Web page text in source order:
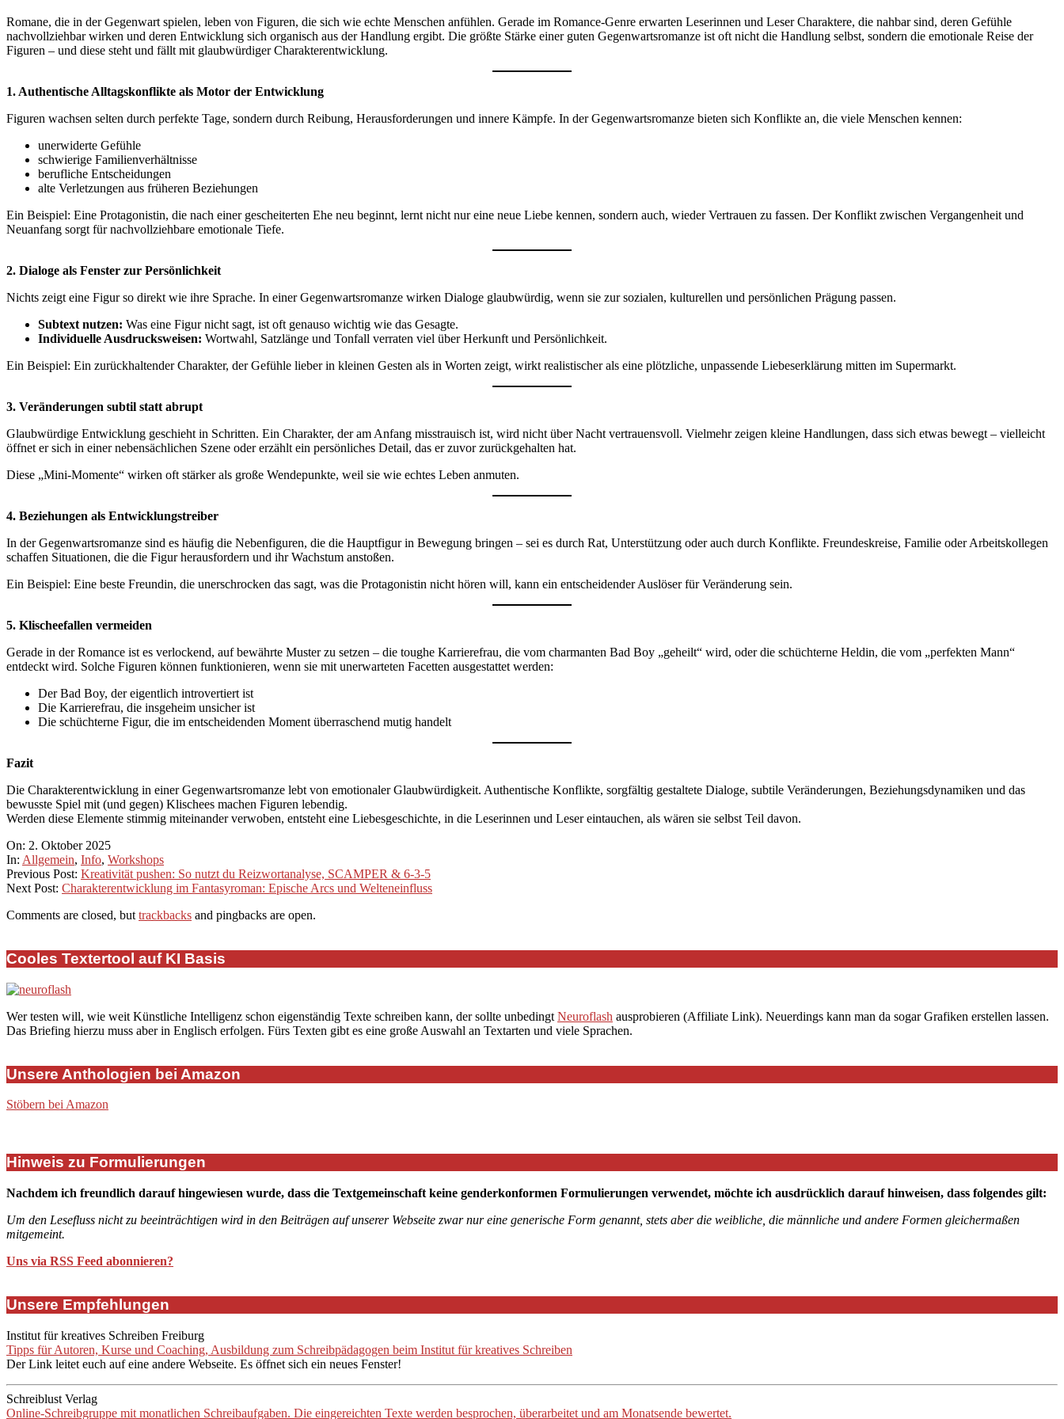
Romane, die in der Gegenwart spielen, leben von Figuren, die sich wie echte Menschen anfühlen. Gerade im Romance-Genre erwarten Leserinnen und Leser Charaktere, die nahbar sind, deren Gefühle
nachvollziehbar wirken und deren Entwicklung sich organisch aus der Handlung ergibt. Die größte Stärke einer guten Gegenwartsromanze ist oft nicht die Handlung selbst, sondern die emotionale Reise der
Figuren – und diese steht und fällt mit glaubwürdiger Charakterentwicklung.
1. Authentische Alltagskonflikte als Motor der Entwicklung
Figuren wachsen selten durch perfekte Tage, sondern durch Reibung, Herausforderungen und innere Kämpfe. In der Gegenwartsromanze bieten sich Konflikte an, die viele Menschen kennen:
unerwiderte Gefühle
schwierige Familienverhältnisse
berufliche Entscheidungen
alte Verletzungen aus früheren Beziehungen
Ein Beispiel: Eine Protagonistin, die nach einer gescheiterten Ehe neu beginnt, lernt nicht nur eine neue Liebe kennen, sondern auch, wieder Vertrauen zu fassen. Der Konflikt zwischen Vergangenheit und
Neuanfang sorgt für nachvollziehbare emotionale Tiefe.
2. Dialoge als Fenster zur Persönlichkeit
Nichts zeigt eine Figur so direkt wie ihre Sprache. In einer Gegenwartsromanze wirken Dialoge glaubwürdig, wenn sie zur sozialen, kulturellen und persönlichen Prägung passen.
Subtext nutzen: Was eine Figur nicht sagt, ist oft genauso wichtig wie das Gesagte.
Individuelle Ausdrucksweisen: Wortwahl, Satzlänge und Tonfall verraten viel über Herkunft und Persönlichkeit.
Ein Beispiel: Ein zurückhaltender Charakter, der Gefühle lieber in kleinen Gesten als in Worten zeigt, wirkt realistischer als eine plötzliche, unpassende Liebeserklärung mitten im Supermarkt.
3. Veränderungen subtil statt abrupt
Glaubwürdige Entwicklung geschieht in Schritten. Ein Charakter, der am Anfang misstrauisch ist, wird nicht über Nacht vertrauensvoll. Vielmehr zeigen kleine Handlungen, dass sich etwas bewegt – vielleicht
öffnet er sich in einer nebensächlichen Szene oder erzählt ein persönliches Detail, das er zuvor zurückgehalten hat.
Diese „Mini-Momente“ wirken oft stärker als große Wendepunkte, weil sie wie echtes Leben anmuten.
4. Beziehungen als Entwicklungstreiber
In der Gegenwartsromanze sind es häufig die Nebenfiguren, die die Hauptfigur in Bewegung bringen – sei es durch Rat, Unterstützung oder auch durch Konflikte. Freundeskreise, Familie oder Arbeitskollegen
schaffen Situationen, die die Figur herausfordern und ihr Wachstum anstoßen.
Ein Beispiel: Eine beste Freundin, die unerschrocken das sagt, was die Protagonistin nicht hören will, kann ein entscheidender Auslöser für Veränderung sein.
5. Klischeefallen vermeiden
Gerade in der Romance ist es verlockend, auf bewährte Muster zu setzen – die toughe Karrierefrau, die vom charmanten Bad Boy „geheilt“ wird, oder die schüchterne Heldin, die vom „perfekten Mann“
entdeckt wird. Solche Figuren können funktionieren, wenn sie mit unerwarteten Facetten ausgestattet werden:
Der Bad Boy, der eigentlich introvertiert ist
Die Karrierefrau, die insgeheim unsicher ist
Die schüchterne Figur, die im entscheidenden Moment überraschend mutig handelt
Fazit
Die Charakterentwicklung in einer Gegenwartsromanze lebt von emotionaler Glaubwürdigkeit. Authentische Konflikte, sorgfältig gestaltete Dialoge, subtile Veränderungen, Beziehungsdynamiken und das
bewusste Spiel mit (und gegen) Klischees machen Figuren lebendig.
Werden diese Elemente stimmig miteinander verwoben, entsteht eine Liebesgeschichte, in die Leserinnen und Leser eintauchen, als wären sie selbst Teil davon.
2025-
10-
02
On: 2. Oktober 2025
In: Allgemein, Info, Workshops
Previous Post: Kreativität pushen: So nutzt du Reizwortanalyse, SCAMPER & 6-3-5
Next Post: Charakterentwicklung im Fantasyroman: Epische Arcs und Welteneinfluss
Comments are closed, but trackbacks and pingbacks are open.
Cooles Textertool auf KI Basis
Wer testen will, wie weit Künstliche Intelligenz schon eigenständig Texte schreiben kann, der sollte unbedingt Neuroflash ausprobieren (Affiliate Link). Neuerdings kann man da sogar Grafiken erstellen lassen.
Das Briefing hierzu muss aber in Englisch erfolgen. Fürs Texten gibt es eine große Auswahl an Textarten und viele Sprachen.
Unsere Anthologien bei Amazon
Stöbern bei Amazon
Hinweis zu Formulierungen
Nachdem ich freundlich darauf hingewiesen wurde, dass die Textgemeinschaft keine genderkonformen Formulierungen verwendet, möchte ich ausdrücklich darauf hinweisen, dass folgendes gilt:
Um den Lesefluss nicht zu beeinträchtigen wird in den Beiträgen auf unserer Webseite zwar nur eine generische Form genannt, stets aber die weibliche, die männliche und andere Formen gleichermaßen
mitgemeint.
Uns via RSS Feed abonnieren?
Unsere Empfehlungen
Institut für kreatives Schreiben Freiburg
Tipps für Autoren, Kurse und Coaching, Ausbildung zum Schreibpädagogen beim Institut für kreatives Schreiben
Der Link leitet euch auf eine andere Webseite. Es öffnet sich ein neues Fenster!
Schreiblust Verlag
Online-Schreibgruppe mit monatlichen Schreibaufgaben. Die eingereichten Texte werden besprochen, überarbeitet und am Monatsende bewertet.